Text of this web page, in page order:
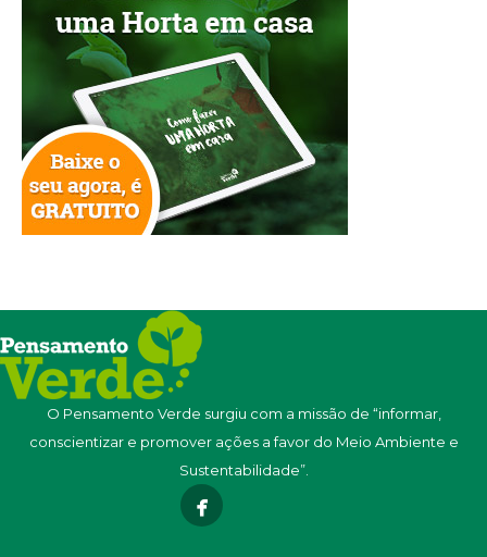
O Pensamento Verde surgiu com a missão de “informar,
conscientizar e promover ações a favor do Meio Ambiente e
Sustentabilidade”.